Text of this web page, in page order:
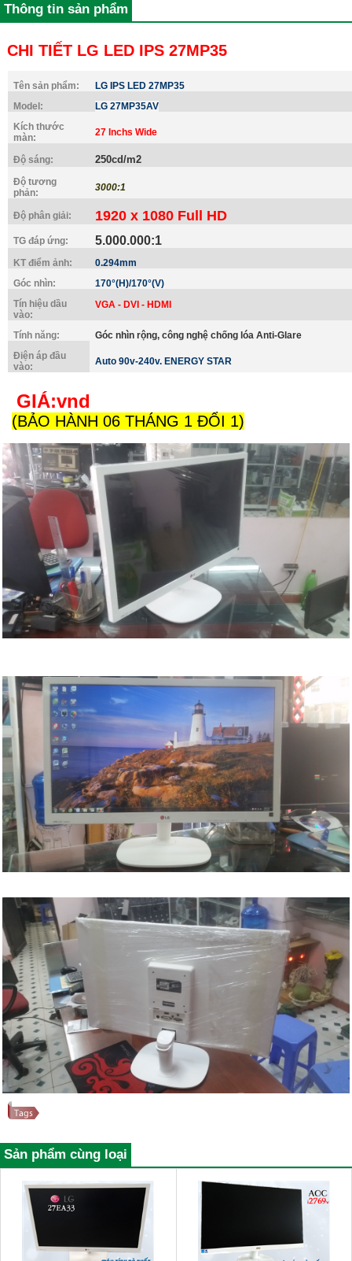
Thông tin sản phẩm
CHI TIẾT LG LED IPS 27MP35
Tên sản phẩm:
LG IPS LED 27MP35
Model:
LG 27MP35AV
Kích thước
màn:
27 Inchs Wide
Độ sáng: 250cd/m2
Độ tương
phản:
3000:1
Độ phân giải: 1920 x 1080 Full HD
TG đáp ứng: 5.000.000:1
KT điểm ảnh:
0.294mm
Góc nhìn:
170°(H)/170°(V)
Tín hiệu dầu
vào:
VGA - DVI - HDMI
Tính năng:
Góc nhìn rộng, công nghệ chống lóa Anti-Glare
Điện áp đầu
vào:
Auto 90v-240v. ENERGY STAR
GIÁ:vnd
(BẢO HÀNH 06 THÁNG 1 ĐỔI 1)
Sản phẩm cùng loại